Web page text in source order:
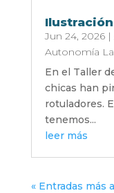
Jun 24, 2026|
Autonomía
En el Taller
chicas han
rotuladores.
tenemos...
leer más
« Entradas más